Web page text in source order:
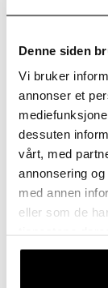
Denne siden
Vi bruker
annonser et
dessuten
vårt, med
annonsering
med annen
eller som de
Legger til i
Lagt til i
BESKRIVELSE